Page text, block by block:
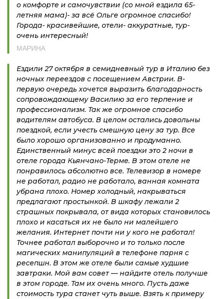
о комфорте и самочувствии (со мной ездила 65-
летняя мама)- за всё Ольге огромное спасибо!
Города- красивейшие, отели- аккуратные, тур-
очень интересный!
МАРИНА
Ездили 27 октября в семидневный тур в Италию без
ночных переездов с посещением Австрии. В-
первую очередь хочется выразить благодарность
сопровождающему Василию за его терпение и
профессионализм. Так же огромное спасибо
водителям автобуса. В целом остались довольны
поездкой, если учесть смешную цену за тур. Все
было хорошо организованно и продуманно.
Единственный минус всей поездки это 2 ночи в
отеле города Кьянчано-Терме. В этом отеле не
понравилось абсолютно все. Телевизор в номере
не работал, радио не работало, ванная комната
убрана плохо. Номер холодный, накрываться
предлагают простынкой. В шкафу лежали 2
страшных покрывала, от вида которых становилось
плохо и касаться их не было ни малейшего
желания. Интернет почти ни у кого не работал!
Точнее работал выборочно и то только после
магических манипуляций в телефоне парня с
ресепшн. В этом же отеле были самые худшие
завтраки. Мой вам совет — найдите отель получше
в этом городе. Там их очень много. Пусть даже
стоимость тура станет чуть выше. Взять к примеру